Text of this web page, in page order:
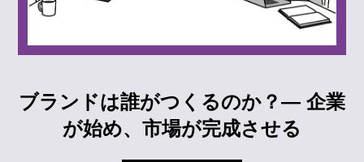
ブランドは誰がつくるのか？― 企業
が始め、市場が完成させる